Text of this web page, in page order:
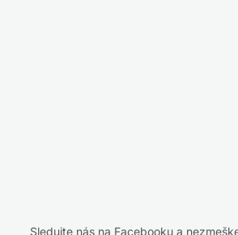
Sledujte nás na Facebooku a